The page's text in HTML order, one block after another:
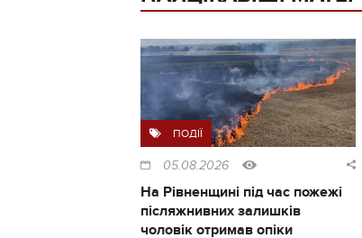
ПОДІЇ
05.08.2026
На Рівненщині під час пожежі
післяжнивних залишків
чоловік отримав опіки